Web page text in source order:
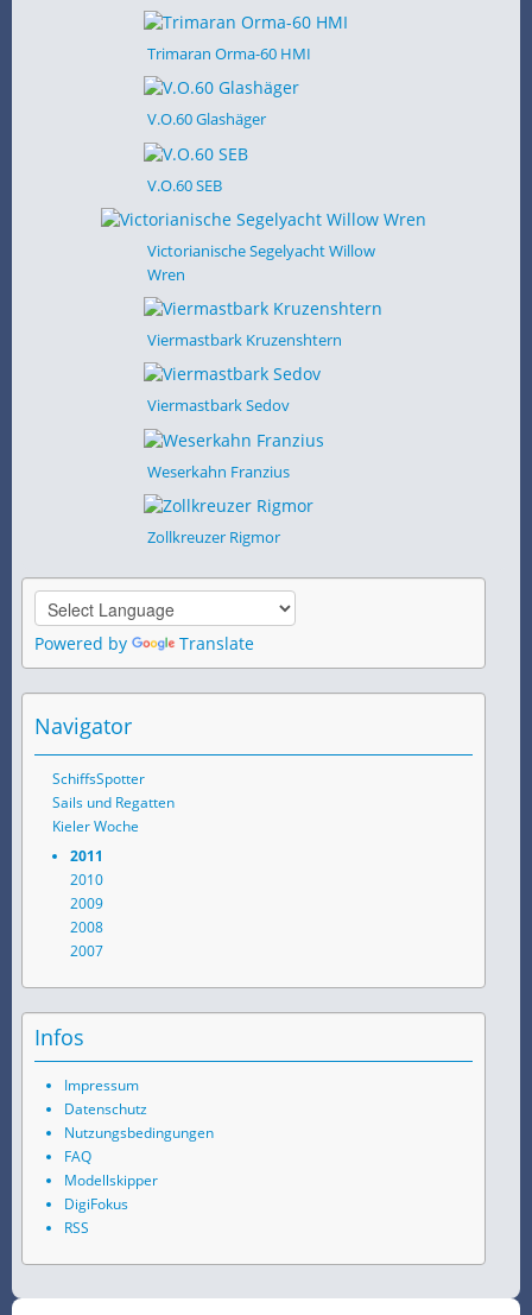
Trimaran Orma-60 HMI
V.O.60 Glashäger
V.O.60 SEB
Victorianische Segelyacht Willow
Wren
Viermastbark Kruzenshtern
Viermastbark Sedov
Weserkahn Franzius
Zollkreuzer Rigmor
Powered by Translate
Navigator
SchiffsSpotter
Sails und Regatten
Kieler Woche
2011
2010
2009
2008
2007
Infos
Impressum
Datenschutz
Nutzungsbedingungen
FAQ
Modellskipper
DigiFokus
RSS